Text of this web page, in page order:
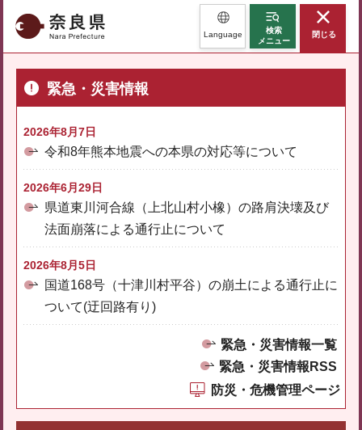
奈良県 Language
検索
メニュー
閉じる
緊急・災害情報
2026年8月7日
令和8年熊本地震への本県の対応等について
2026年6月29日
県道東川河合線（上北山村小橡）の路肩決壊及び
法面崩落による通行止について
2026年8月5日
国道168号（十津川村平谷）の崩土による通行止に
ついて(迂回路有り)
緊急・災害情報一覧
緊急・災害情報RSS
防災・危機管理ページ